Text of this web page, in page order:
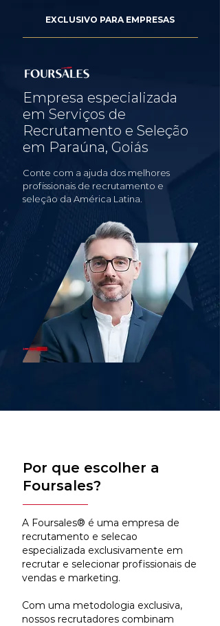
EXCLUSIVO PARA EMPRESAS
Empresa especializada
em Serviços de
Recrutamento e Seleção
em Paraúna, Goiás
Conte com a ajuda dos melhores
profissionais de recrutamento e
seleção da América Latina.
Por que escolher a
Foursales?
A Foursales® é uma empresa de
recrutamento e selecao
especializada exclusivamente em
recrutar e selecionar profissionais de
vendas e marketing.
Com uma metodologia exclusiva,
nossos recrutadores combinam